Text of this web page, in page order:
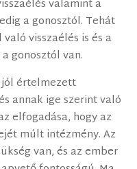
valamint a
a gonosztól. Tehát
visszaélés is és a
gonosztól van.
jól értelmezett
annak ige szerint való
elfogadása, hogy az
múlt intézmény. Az
van, és az ember